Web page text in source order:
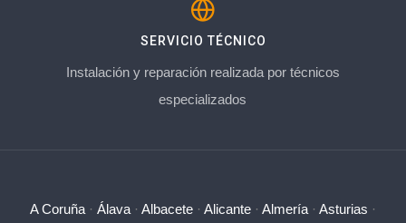
SERVICIO TÉCNICO
Instalación y reparación realizada por técnicos
especializados
A Coruña · Álava · Albacete · Alicante · Almería · Asturias ·